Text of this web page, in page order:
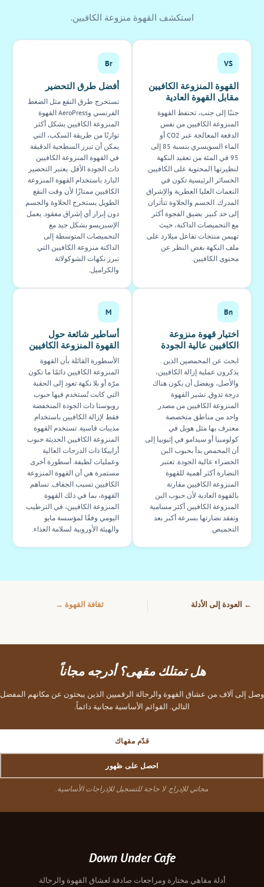
استكشف القهوة منزوعة الكافيين.
VS
القهوة المنزوعة الكافيين
مقابل القهوة العادية
جنبًا إلى جنب، تحتفظ القهوة
المنزوعة الكافيين من نفس
الدفعة المعالجة عبر CO2 أو
الماء السويسري بنسبة 85 إلى
95 في المئة من تعقيد النكهة
لنظيرتها المحتوية على الكافيين.
الخسائر الرئيسية تكون في
النغمات العليا العطرية والإشراق
المدرك. الجسم والحلاوة تتأثران
إلى حد كبير. يضيق الفجوة أكثر
مع التحميصات الداكنة، حيث
تهيمن منتجات تفاعل ميلارد على
ملف النكهة بغض النظر عن
محتوى الكافيين.
Br
أفضل طرق التحضير
تستخرج طرق النقع مثل الضغط
الفرنسي وAeroPress القهوة
المنزوعة الكافيين بشكل أكثر
توازنًا من طريقة السكب، التي
يمكن أن تبرز السطحية الدقيقة
في القهوة المنزوعة الكافيين
ذات الجودة الأقل. يعتبر التحضير
البارد باستخدام القهوة المنزوعة
الكافيين ممتازًا لأن وقت النقع
الطويل يستخرج الحلاوة والجسم
دون إبراز أي إشراق مفقود. يعمل
الإسبريسو بشكل جيد مع
التحميصات المتوسطة إلى
الداكنة منزوعة الكافيين التي
تبرز نكهات الشوكولاتة
والكراميل.
Bn
اختيار قهوة منزوعة
الكافيين عالية الجودة
ابحث عن المحمصين الذين
يذكرون عملية إزالة الكافيين،
والأصل، ويفضل أن يكون هناك
درجة تذوق. تشير القهوة
المنزوعة الكافيين من مصدر
واحد من مناطق متخصصة
معترف بها مثل هويل في
كولومبيا أو سيدامو في إثيوبيا إلى
أن المحمص بدأ بحبوب البن
الخضراء عالية الجودة. تعتبر
النضارة أكثر أهمية للقهوة
المنزوعة الكافيين مقارنة
بالقهوة العادية لأن حبوب البن
المنزوعة الكافيين أكثر مسامية
وتفقد نضارتها بسرعة أكبر بعد
التحميص.
M
أساطير شائعة حول
القهوة المنزوعة الكافيين
الأسطورة القائلة بأن القهوة
المنزوعة الكافيين دائمًا ما تكون
مرّة أو بلا نكهة تعود إلى الحقبة
التي كانت تُستخدم فيها حبوب
روبوستا ذات الجودة المنخفضة
فقط لإزالة الكافيين باستخدام
مذيبات قاسية. تستخدم القهوة
المنزوعة الكافيين الحديثة حبوب
أرابيكا ذات الدرجات العالية
وعمليات لطيفة. أسطورة أخرى
مستمرة هي أن القهوة المنزوعة
الكافيين تسبب الجفاف. تساهم
القهوة، بما في ذلك القهوة
المنزوعة الكافيين، في الترطيب
اليومي وفقًا لمؤسسة مايو
والهيئة الأوروبية لسلامة الغذاء.
← العودة إلى الأدلة ثقافة القهوة →
هل تمتلك مقهى؟ أدرجه مجاناً
وصل إلى آلاف من عشاق القهوة والرحالة الرقميين الذين يبحثون عن مكانهم المفضل
التالي. القوائم الأساسية مجانية دائماً.
قدّم مقهاك
احصل على ظهور
مجاني للإدراج. لا حاجة للتسجيل للإدراجات الأساسية.
Down Under Cafe
أدلة مقاهي مختارة ومراجعات صادقة لعشاق القهوة والرحالة